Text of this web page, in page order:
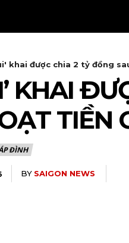
khai được chia 2 tỷ đồng
KHAI
TIỀN
ĐÌNH
BY SAIGON NEWS